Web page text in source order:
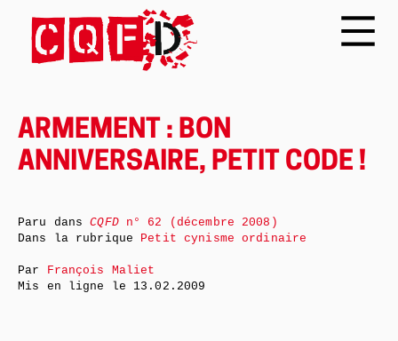
ARMEMENT : BON
ANNIVERSAIRE, PETIT CODE !
Paru dansCQFDn° 62 (décembre 2008)
Dans la rubrique Petit cynisme ordinaire
Par François Maliet
Mis en ligne le 13.02.2009